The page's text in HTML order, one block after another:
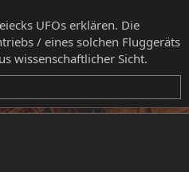
UFOs erklären. Die
/ eines solchen Fluggeräts
wissenschaftlicher Sicht.